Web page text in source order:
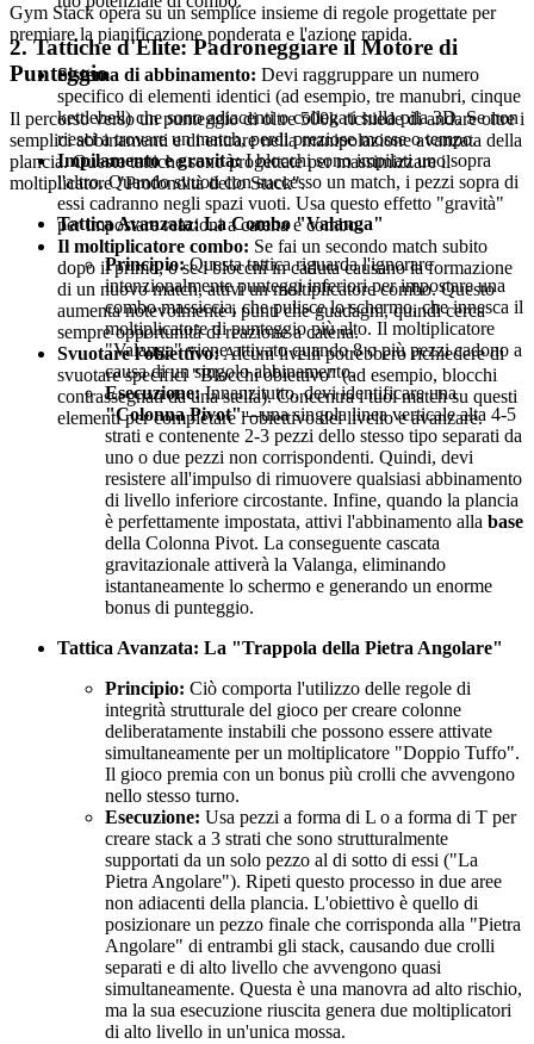
Gym Stack opera su un semplice insieme di regole progettate per
premiare la pianificazione ponderata e l'azione rapida.
Sistema di abbinamento: Devi raggruppare un numero
specifico di elementi identici (ad esempio, tre manubri, cinque
kettlebell) che sono adiacenti o collegati sulla pila 3D. Se non
riesci a trovare un match, perdi preziose mosse o tempo.
Impilamento e gravità:I blocchi sono impilati uno sopra
l'altro. Quando svuoti con successo un match, i pezzi sopra di
essi cadranno negli spazi vuoti. Usa questo effetto "gravità"
per impostare reazioni a catena e combo.
Il moltiplicatore combo: Se fai un secondo match subito
dopo il primo, o se i blocchi in caduta causano la formazione
di un nuovo match, attivi un moltiplicatore combo. Questo
aumenta notevolmente i punti che guadagni, quindi cerca
sempre opportunità di reazione a catena.
Svuotare l'obiettivo:Alcuni livelli potrebbero richiedere di
svuotare specifici "Blocchi obiettivo" (ad esempio, blocchi
contrassegnati da una stella). Concentra i tuoi match su questi
elementi per completare l'obiettivo del livello e avanzare.
2. Tattiche d'Elite: Padroneggiare il Motore di
Punteggio
Il percorso verso un punteggio di oltre 500k richiede di andare oltre i
semplici abbinamenti e di entrare nella manipolazione avanzata della
plancia. Queste tattiche sono progettate per massimizzare il
moltiplicatore "Profondità dello Stack".
Tattica Avanzata: La Combo "Valanga"
Principio:Questa tattica riguarda l'ignorare
intenzionalmente punteggi inferiori per impostare una
combo massiccia, che pulisce lo schermo, che innesca il
moltiplicatore di punteggio più alto. Il moltiplicatore
"Valanga" viene attivato quando 8 o più pezzi cadono a
causa di un singolo abbinamento.
Esecuzione:Innanzitutto, devi identificare una
"Colonna Pivot"—una singola linea verticale alta 4-5
strati e contenente 2-3 pezzi dello stesso tipo separati da
uno o due pezzi non corrispondenti. Quindi, devi
resistere all'impulso di rimuovere qualsiasi abbinamento
di livello inferiore circostante. Infine, quando la plancia
è perfettamente impostata, attivi l'abbinamento alla base
della Colonna Pivot. La conseguente cascata
gravitazionale attiverà la Valanga, eliminando
istantaneamente lo schermo e generando un enorme
bonus di punteggio.
Tattica Avanzata: La "Trappola della Pietra Angolare"
Principio: Ciò comporta l'utilizzo delle regole di
integrità strutturale del gioco per creare colonne
deliberatamente instabili che possono essere attivate
simultaneamente per un moltiplicatore "Doppio Tuffo".
Il gioco premia con un bonus più crolli che avvengono
nello stesso turno.
Esecuzione: Usa pezzi a forma di L o a forma di T per
creare stack a 3 strati che sono strutturalmente
supportati da un solo pezzo al di sotto di essi ("La
Pietra Angolare"). Ripeti questo processo in due aree
non adiacenti della plancia. L'obiettivo è quello di
posizionare un pezzo finale che corrisponda alla "Pietra
Angolare" di entrambi gli stack, causando due crolli
separati e di alto livello che avvengono quasi
simultaneamente. Questa è una manovra ad alto rischio,
ma la sua esecuzione riuscita genera due moltiplicatori
di alto livello in un'unica mossa.